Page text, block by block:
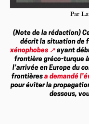
Par
(Note de la rédaction)
décrit la situation de
xénophobes
ayant
frontière gréco-turque
l’arrivée en Europe du
frontières a demandé
pour éviter la
dessous,